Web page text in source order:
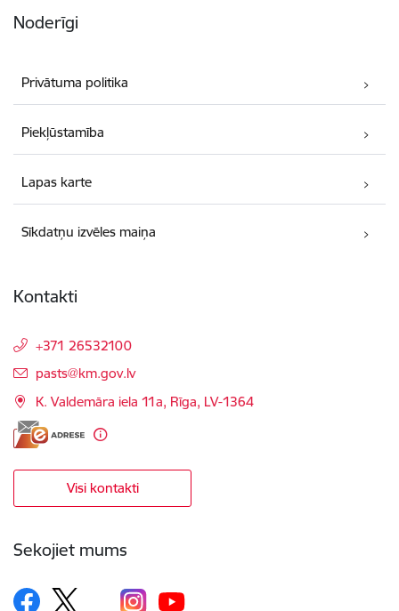
Noderīgi
Privātuma politika
Piekļūstamība
Lapas karte
Sīkdatņu izvēles maiņa
Kontakti
+371 26532100
E-pasts:
pasts@km.gov.lv
K. Valdemāra iela 11a, Rīga, LV-1364
Visi kontakti
Sekojiet mums